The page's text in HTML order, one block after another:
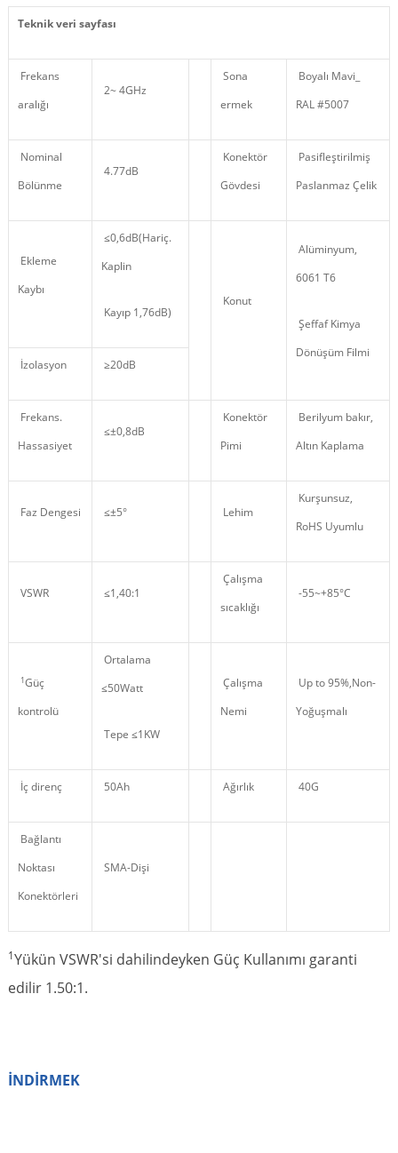
Teknik veri sayfası
Frekans
aralığı
2~ 4GHz
Sona
ermek
Boyalı Mavi_
RAL #5007
Nominal
Bölünme
4.77dB
Konektör
Gövdesi
Pasifleştirilmiş
Paslanmaz Çelik
Ekleme
Kaybı
≤0,6dB(Hariç.
Kaplin
Kayıp 1,76dB)
Konut
Alüminyum,
6061 T6
Şeffaf Kimya
Dönüşüm Filmi
İzolasyon
≥20dB
Frekans.
Hassasiyet
≤±0,8dB
Konektör
Pimi
Berilyum bakır,
Altın Kaplama
Faz Dengesi ≤±5° Lehim
Kurşunsuz,
RoHS Uyumlu
VSWR ≤1,40:1
Çalışma
sıcaklığı
-55~+85°C
1Güç
kontrolü
Ortalama
≤50Watt
Tepe ≤1KW
Çalışma
Nemi
Up to 95%,Non-
Yoğuşmalı
İç direnç 50Ah Ağırlık 40G
Bağlantı
Noktası
Konektörleri
SMA-Dişi
1Yükün VSWR'si dahilindeyken Güç Kullanımı garanti
edilir 1.50:1.
İNDİRMEK